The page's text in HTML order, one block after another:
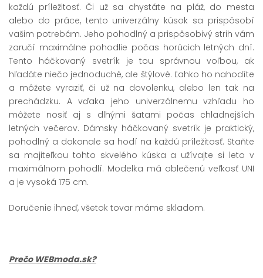
každú príležitosť. Či už sa chystáte na pláž, do mesta
alebo do práce, tento univerzálny kúsok sa prispôsobí
vašim potrebám. Jeho pohodlný a prispôsobivý strih vám
zaručí maximálne pohodlie počas horúcich letných dní.
Tento háčkovaný svetrík je tou správnou voľbou, ak
hľadáte niečo jednoduché, ale štýlové. Ľahko ho nahodíte
a môžete vyraziť, či už na dovolenku, alebo len tak na
prechádzku. A vďaka jeho univerzálnemu vzhľadu ho
môžete nosiť aj s dlhými šatami počas chladnejších
letných večerov. Dámsky háčkovaný svetrík je praktický,
pohodlný a dokonale sa hodí na každú príležitosť. Staňte
sa majiteľkou tohto skvelého kúska a užívajte si leto v
maximálnom pohodlí. Modelka má oblečenú veľkosť UNI
a je vysoká 175 cm.
Doručenie ihneď, všetok tovar máme skladom.
Prečo WEBmoda.sk?